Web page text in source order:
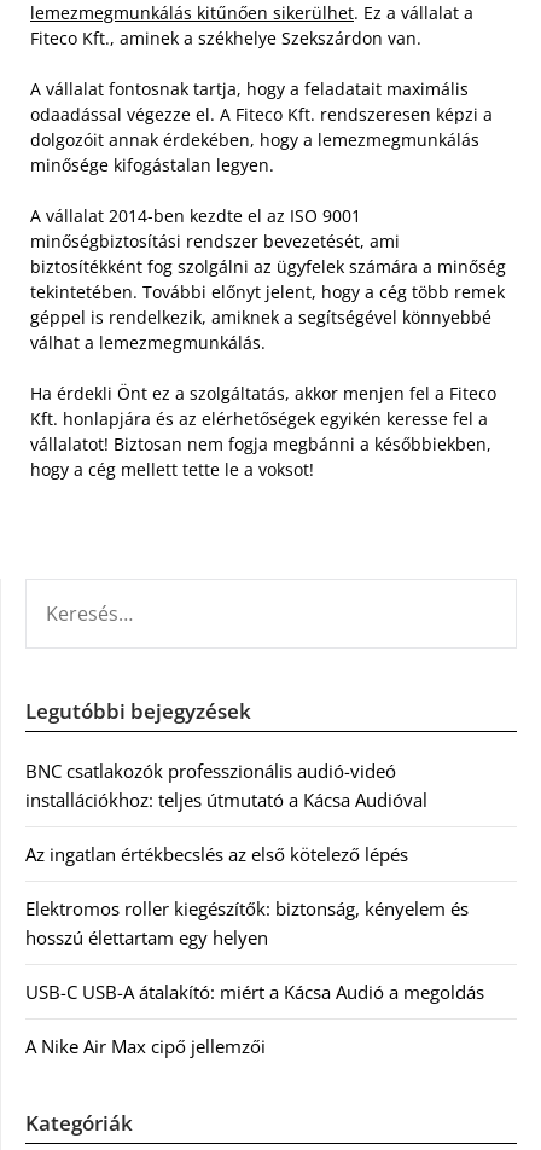
lemezmegmunkálás kitűnően sikerülhet. Ez a vállalat a
Fiteco Kft., aminek a székhelye Szekszárdon van.
A vállalat fontosnak tartja, hogy a feladatait maximális
odaadással végezze el. A Fiteco Kft. rendszeresen képzi a
dolgozóit annak érdekében, hogy a lemezmegmunkálás
minősége kifogástalan legyen.
A vállalat 2014-ben kezdte el az ISO 9001
minőségbiztosítási rendszer bevezetését, ami
biztosítékként fog szolgálni az ügyfelek számára a minőség
tekintetében. További előnyt jelent, hogy a cég több remek
géppel is rendelkezik, amiknek a segítségével könnyebbé
válhat a lemezmegmunkálás.
Ha érdekli Önt ez a szolgáltatás, akkor menjen fel a Fiteco
Kft. honlapjára és az elérhetőségek egyikén keresse fel a
vállalatot! Biztosan nem fogja megbánni a későbbiekben,
hogy a cég mellett tette le a voksot!
Legutóbbi bejegyzések
BNC csatlakozók professzionális audió-videó
installációkhoz: teljes útmutató a Kácsa Audióval
Az ingatlan értékbecslés az első kötelező lépés
Elektromos roller kiegészítők: biztonság, kényelem és
hosszú élettartam egy helyen
USB-C USB-A átalakító: miért a Kácsa Audió a megoldás
A Nike Air Max cipő jellemzői
Kategóriák